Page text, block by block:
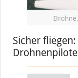
Sicher